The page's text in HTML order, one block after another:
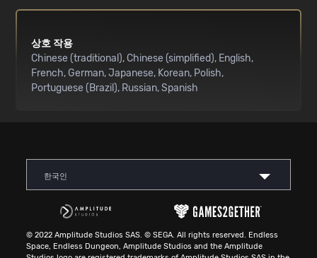
상호 작용
Chinese (traditional) Chinese (simplified) English
French German Japanese Korean Polish
Portuguese (Brazil) Russian Spanish
한국인
© 2022 Amplitude Studios SAS. © SEGA. All rights reserved. Endless
Space, Endless Dungeon, Amplitude Studios and the Amplitude